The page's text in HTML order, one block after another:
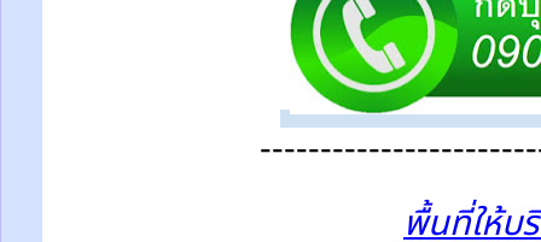
พื้นที่ให้บ